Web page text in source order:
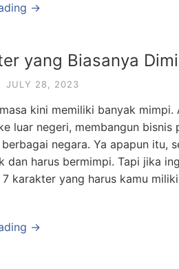
→
yang Biasanya
JULY 28, 2023
kini memiliki banyak
luar negeri, membangun
negara. Ya apapun itu,
dan harus bermimpi. Tapi jika
7 karakter yang harus kamu
→